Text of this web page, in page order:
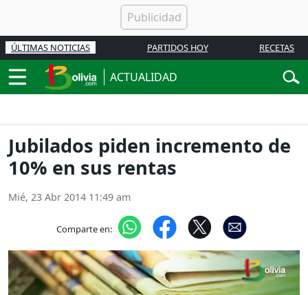
ÚLTIMAS NOTICIAS PARTIDOS HOY RECETAS
ACTUALIDAD
Jubilados piden incremento de
10% en sus rentas
Mié, 23 Abr 2014 11:49 am
Comparte en: